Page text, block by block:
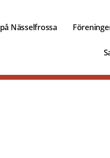
Nässelfrossa